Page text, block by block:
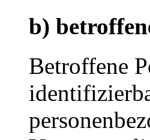
b)
Betroffene